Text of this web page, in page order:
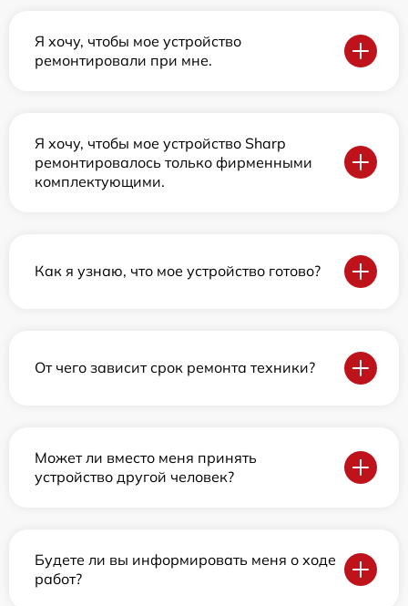
Я хочу, чтобы мое устройство
ремонтировали при мне.
Я хочу, чтобы мое устройство Sharp
ремонтировалось только фирменными
комплектующими.
Как я узнаю, что мое устройство готово?
От чего зависит срок ремонта техники?
Может ли вместо меня принять
устройство другой человек?
Будете ли вы информировать меня о ходе
работ?